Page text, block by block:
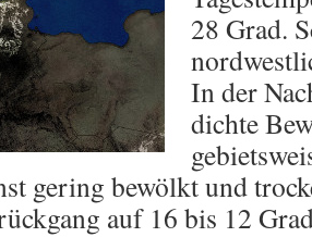
28 Grad.
In der
dichte
gering bewölkt und
auf 16 bis 12